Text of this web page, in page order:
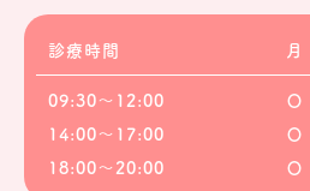
診療時間 月
09:30～12:00 〇
14:00～17:00
〇
18:00～20:00
〇